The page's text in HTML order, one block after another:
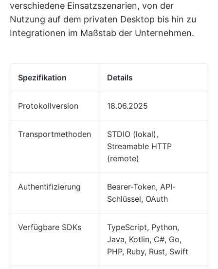
verschiedene Einsatzszenarien, von der
Nutzung auf dem privaten Desktop bis hin zu
Integrationen im Maßstab der Unternehmen.
Spezifikation Details
Protokollversion 18.06.2025
Transportmethoden
STDIO (lokal),
Streamable HTTP
(remote)
Authentifizierung
Bearer-Token, API-
Schlüssel, OAuth
Verfügbare SDKs
TypeScript, Python,
Java, Kotlin, C#, Go,
PHP, Ruby, Rust, Swift